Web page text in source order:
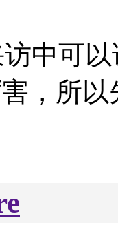
中可
，所